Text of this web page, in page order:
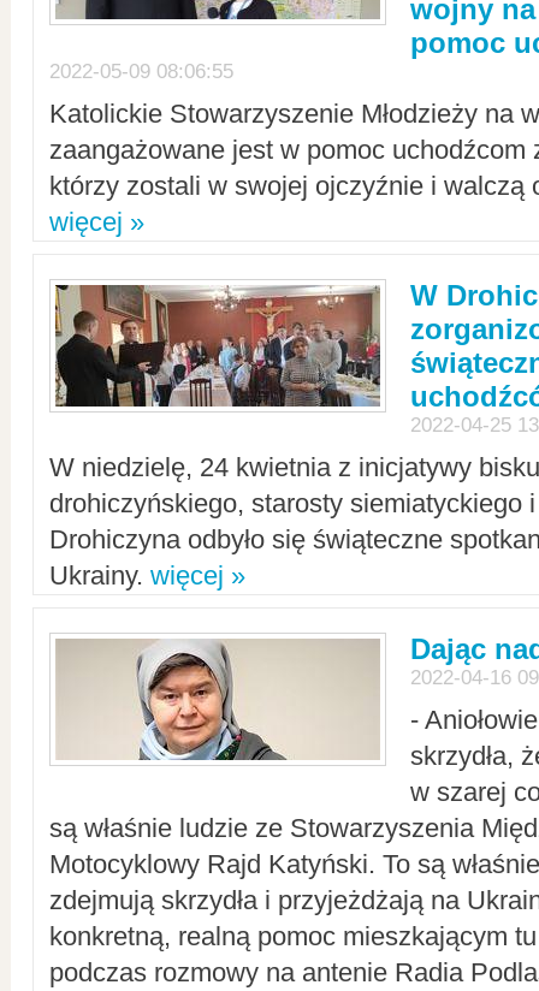
wojny
pomoc
2022-05-09 08:06:55
Katolickie Stowarzyszenie Młodzieży na
zaangażowane jest w pomoc uchodźcom
którzy zostali w swojej ojczyźnie i walczą
więcej »
W
2022-04-25
W niedzielę, 24 kwietnia z inicjatywy
drohiczyńskiego, starosty siemiatyckiego
Drohiczyna odbyło się świąteczne
Ukrainy. więcej »
Dając
2022-04-16
-
skrzydła,
w szarej
są właśnie ludzie ze Stowarzyszenia
Motocyklowy Rajd Katyński. To są
zdejmują skrzydła i przyjeżdżają na
konkretną, realną pomoc mieszkającym
podczas rozmowy na antenie Radia